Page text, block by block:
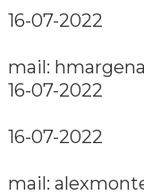
16-07-2022
mail:
16-07-2022
16-07-2022
mail: